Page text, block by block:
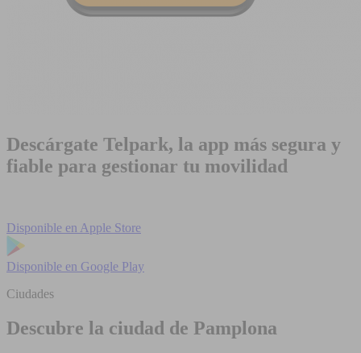
Descárgate Telpark, la app más segura y
fiable para gestionar tu movilidad
Disponible en Apple Store
Disponible en Google Play
Ciudades
Descubre la ciudad de Pamplona